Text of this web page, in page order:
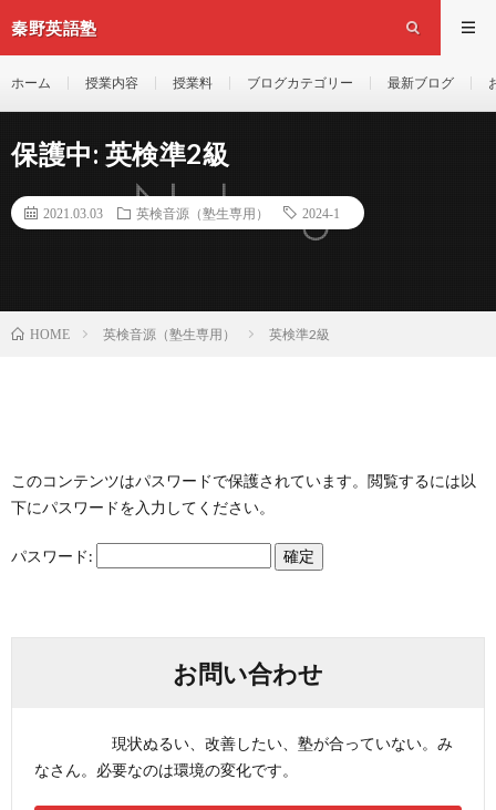
秦野英語塾
ホーム 授業内容 授業料 ブログカテゴリー 最新ブログ
保護中: 英検準2級
2021.03.03 英検音源（塾生専用） 2024-1
HOME 英検音源（塾生専用） 英検準2級
このコンテンツはパスワードで保護されています。閲覧するには以
下にパスワードを入力してください。
パスワード:
お問い合わせ
現状ぬるい、改善したい、塾が合っていない。み
なさん。必要なのは環境の変化です。